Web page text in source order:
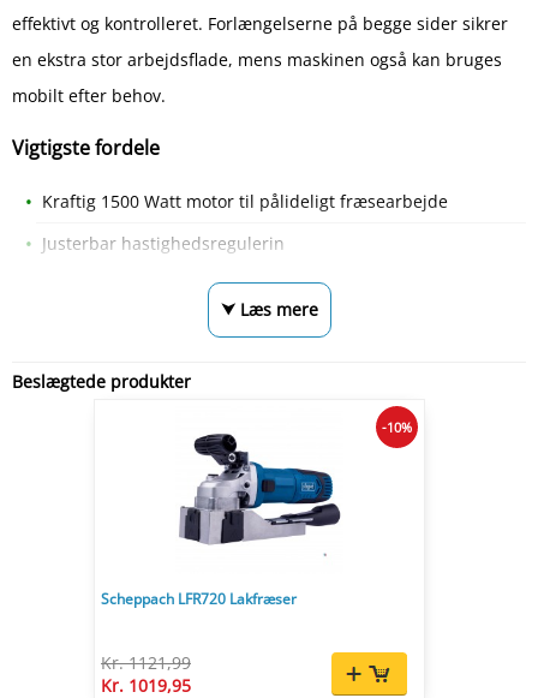
effektivt og kontrolleret. Forlængelserne på begge sider sikrer
en ekstra stor arbejdsflade, mens maskinen også kan bruges
mobilt efter behov.
Vigtigste fordele
Kraftig 1500 Watt motor til pålideligt fræsearbejde
Justerbar hastighedsregulerin
⮟ Læs mere
Beslægtede produkter
Scheppach LFR720 Lakfræser
Kr. 1121,99
Kr. 1019,95
-10%